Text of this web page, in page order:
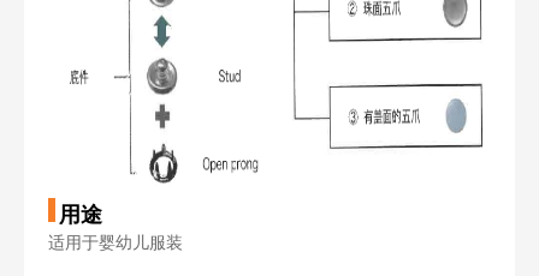
用途
适用于婴幼儿服装